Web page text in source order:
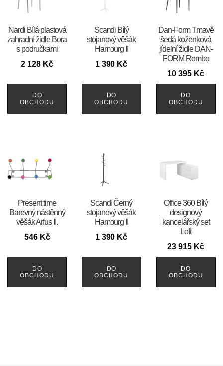
Nardi Bílá plastová
zahradní židle Bora
s područkami
2 128 Kč
DO
OBCHODU
Scandi Bílý
stojanový věšák
Hamburg II
1 390 Kč
DO
OBCHODU
​​​​​Dan-Form Tmavě
šedá koženková
jídelní židle DAN-
FORM Rombo
10 395 Kč
DO
OBCHODU
Present time
Barevný nástěnný
věšák Arfus II.
546 Kč
DO
OBCHODU
Scandi Černý
stojanový věšák
Hamburg II
1 390 Kč
DO
OBCHODU
Office 360 Bílý
designový
kancelářský set
Loft
23 915 Kč
DO
OBCHODU